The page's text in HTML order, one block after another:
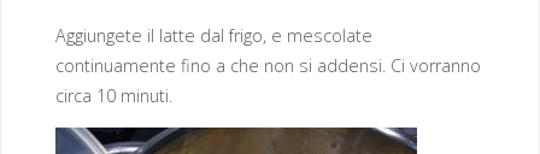
Aggiungete il latte dal frigo, e mescolate
continuamente fino a che non si addensi. Ci vorranno
circa 10 minuti.